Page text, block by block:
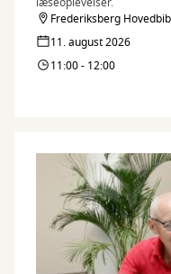
Frederiksberg
11. august 2026
11:00 - 12:00